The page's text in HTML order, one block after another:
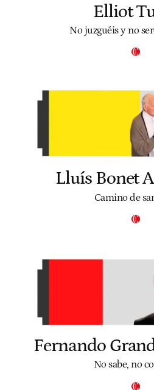
Elliot
No juzguéis y no
Lluís Bonet
Camino de
Fernando
No sabe, no